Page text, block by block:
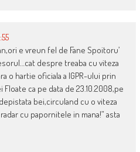
e vreun fel de Fane Spoitoru’
despre treaba cu viteza
o hartie oficiala a IGPR-ului prin
ca pe data de 23.10.2008,pe
bei,circuland cu o viteza
cu papornitele in mana!” asta